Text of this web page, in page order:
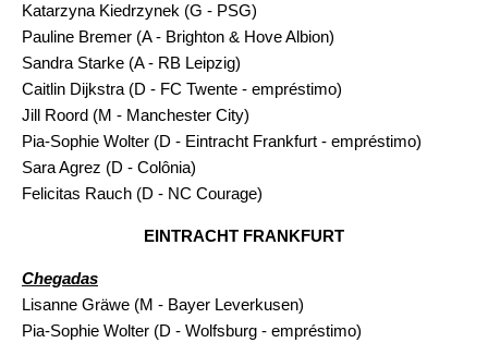
Katarzyna Kiedrzynek (G - PSG)
Pauline Bremer (A - Brighton & Hove Albion)
Sandra Starke (A - RB Leipzig)
Caitlin Dijkstra (D - FC Twente - empréstimo)
Jill Roord (M - Manchester City)
Pia-Sophie Wolter (D - Eintracht Frankfurt - empréstimo)
Sara Agrez (D - Colônia)
Felicitas Rauch (D - NC Courage)
EINTRACHT FRANKFURT
Chegadas
Lisanne Gräwe (M - Bayer Leverkusen)
Pia-Sophie Wolter (D - Wolfsburg - empréstimo)